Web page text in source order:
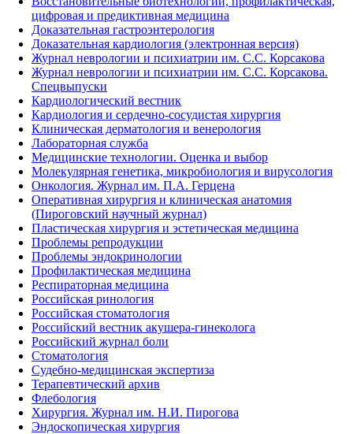
цифровая и предиктивная медицина
Доказательная гастроэнтерология
Доказательная кардиология (электронная версия)
Журнал неврологии и психиатрии им. С.С. Корсакова
Журнал неврологии и психиатрии им. С.С. Корсакова.
Спецвыпуски
Кардиологический вестник
Кардиология и сердечно-сосудистая хирургия
Клиническая дерматология и венерология
Лабораторная служба
Медицинские технологии. Оценка и выбор
Молекулярная генетика, микробиология и вирусология
Онкология. Журнал им. П.А. Герцена
Оперативная хирургия и клиническая анатомия
(Пироговский научный журнал)
Пластическая хирургия и эстетическая медицина
Проблемы репродукции
Проблемы эндокринологии
Профилактическая медицина
Респираторная медицина
Российская ринология
Российская стоматология
Российский вестник акушера-гинеколога
Российский журнал боли
Стоматология
Судебно-медицинская экспертиза
Терапевтический архив
Флебология
Хирургия. Журнал им. Н.И. Пирогова
Эндоскопическая хирургия